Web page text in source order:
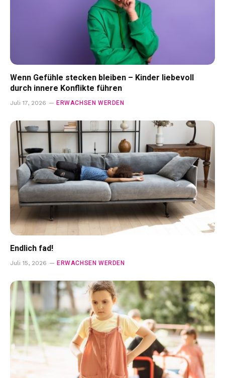
Wenn Gefühle stecken bleiben – Kinder liebevoll
durch innere Konflikte führen
Juli 17, 2026 ERWACHSEN WERDEN
Endlich fad!
Juli 15, 2026 ERWACHSEN WERDEN